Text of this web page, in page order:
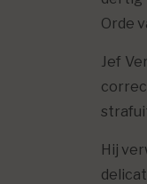
Orde
Jef
Hij